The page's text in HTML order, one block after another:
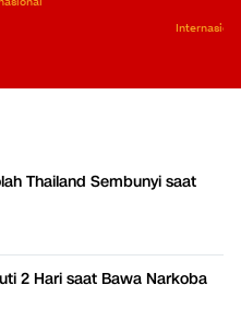
Thailand Sembunyi saat
2 Hari saat Bawa Narkoba